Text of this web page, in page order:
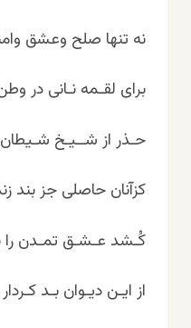
نه تنها صلح وعشق
برای لقـمه نـانی در
حـذر از شــیـخ
کزآنان حاصلی جز
کُـشد عـشـق تمـدن را
از ایـن دیـوان بـد